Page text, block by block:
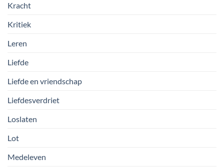
Kracht
Kritiek
Leren
Liefde
Liefde en vriendschap
Liefdesverdriet
Loslaten
Lot
Medeleven